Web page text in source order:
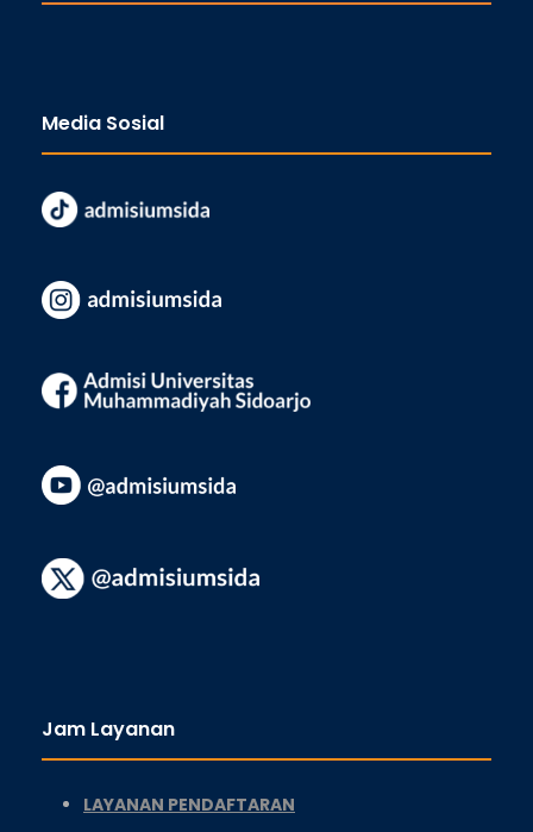
Media Sosial
Jam Layanan
LAYANAN PENDAFTARAN